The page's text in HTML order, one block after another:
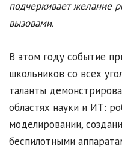
подчеркивает желание
вызовами.
В этом году событие
школьников со всех
таланты
областях науки и ИТ:
моделировании,
беспилотными